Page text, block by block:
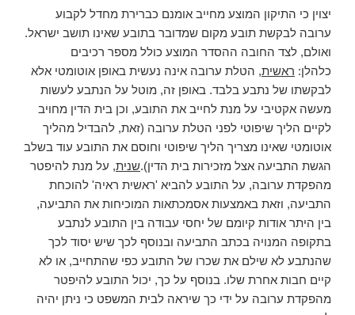
יצוין כי התיקון המוצע מחייב אומנם כברירת מחדל לקבוע
ערובה לבקשת תובע מקום שמדובר בתובע שאינו תושב ישראל.
ואולם, לצד החובה ההסדר המוצע כולל מספר רכיבים
כלהלן: ראשית, הטלת ערובה אינה נעשית באופן אוטומטי אלא
לבקשתו של נתבע בלבד. באופן זה, מוטל על הנתבע לעשות
מעשה אקטיבי על מנת לחייב את התובע, וכן בית הדין מחויב
לקיים הליך שיפוטי לפני הטלת ערובה (זאת, להבדיל מהליך
אוטומטי שאינו מצריך הליך שיפוטי וחוסם את התובע עוד בשלב
הגשת התביעה אצל מזכירות בית הדין).שנית, על מנת להיפטר
מהפקדת ערובה, על התובע להביא 'ראשית ראיה' להוכחת
התביעה, וזאת באמצעות אסמכתאות המוכיחות את התביעה,
בין היתר אודות קיומם של יחסי עבודה בין התובע לנתבע
בתקופה המנויה בכתב התביעה ובנוסף לכך שיש יסוד לכך
שהנתבע לא שילם את שכרו של התובע כפי שהתחייב, או לא
קיים חבות אחרת שלו. בנוסף על כך, יכול התובע להיפטר
מהפקדת ערובה על ידי כך שיראה לבית המשפט כי ניתן יהיה